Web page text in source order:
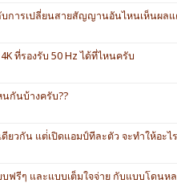
บการเปลี่ยนสายสัญญานอันไหนเห็นผล
ที่รองรับ 50 Hz ได้ที่ไหนครับ
นกันบ้างครับ??
ยวกัน แต่่เปิดแอมป์ทีละตัว จะทำให้อะไ
ฟรีๆ และแบบเต็มใจจ่าย กับแบบโดนห